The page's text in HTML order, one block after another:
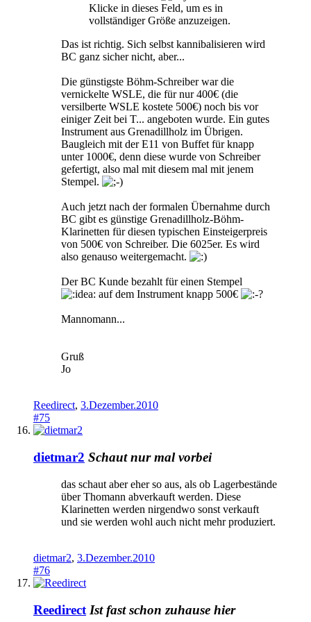
Klicke in dieses Feld, um es in
vollständiger Größe anzuzeigen.
Das ist richtig. Sich selbst kannibalisieren wird
BC ganz sicher nicht, aber...
Die günstigste Böhm-Schreiber war die
vernickelte WSLE, die für nur 400€ (die
versilberte WSLE kostete 500€) noch bis vor
einiger Zeit bei T... angeboten wurde. Ein gutes
Instrument aus Grenadillholz im Übrigen.
Baugleich mit der E11 von Buffet für knapp
unter 1000€, denn diese wurde von Schreiber
gefertigt, also mal mit diesem mal mit jenem
Stempel.
Auch jetzt nach der formalen Übernahme durch
BC gibt es günstige Grenadillholz-Böhm-
Klarinetten für diesen typischen Einsteigerpreis
von 500€ von Schreiber. Die 6025er. Es wird
also genauso weitergemacht.
Der BC Kunde bezahlt für einen Stempel
auf dem Instrument knapp 500€
Mannomann...
Gruß
Jo
Reedirect, 3.Dezember.2010
#75
dietmar2 Schaut nur mal vorbei
das schaut aber eher so aus, als ob Lagerbestände
über Thomann abverkauft werden. Diese
Klarinetten werden nirgendwo sonst verkauft
und sie werden wohl auch nicht mehr produziert.
dietmar2, 3.Dezember.2010
#76
Reedirect Ist fast schon zuhause hier